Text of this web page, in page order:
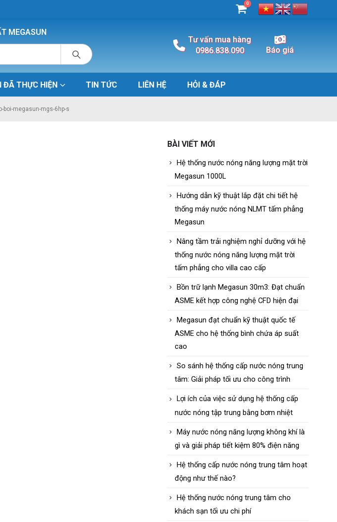
0
MEGASUN
Tư vấn mua hàng
0986.838.090
Báo giá
ĐÃ THỰC HIỆN TIN TỨC LIÊN HỆ HỎI & ĐÁP
boi-megasun-mgs-6hp-s
BÀI VIẾT MỚI
Hệ thống nước nóng năng lượng mặt trời
Megasun 1000L
Hướng dẫn kỹ thuật lắp đặt chi tiết hệ
thống máy nước nóng NLMT tấm phẳng
Megasun
Nâng tầm trải nghiệm nghỉ dưỡng với hệ
thống nước nóng năng lượng mặt trời
tấm phẳng cho villa cao cấp
Bồn trữ lạnh Megasun 30m3: Đạt chuẩn
ASME kết hợp công nghệ CFD hiện đại
Megasun đạt chuẩn kỹ thuật quốc tế
ASME cho hệ thống bình chứa áp suất
cao
So sánh hệ thống cấp nước nóng trung
tâm: Giải pháp tối ưu cho công trình
Lợi ích của việc sử dụng hệ thống cấp
nước nóng tập trung bằng bơm nhiệt
Máy nước nóng năng lượng không khí là
gì và giải pháp tiết kiệm 80% điện năng
Hệ thống cấp nước nóng trung tâm hoạt
động như thế nào?
Hệ thống nước nóng trung tâm cho
khách sạn tối ưu chi phí